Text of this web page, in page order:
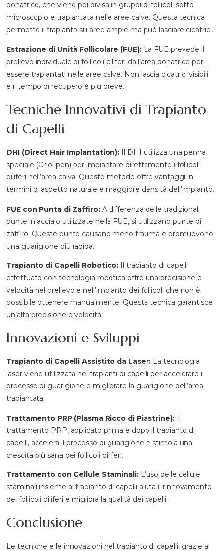
donatrice, che viene poi divisa in gruppi di follicoli sotto
microscopio e trapiantata nelle aree calve. Questa tecnica
permette il trapianto su aree ampie ma può lasciare cicatrici.
Estrazione di Unità Follicolare (FUE): La FUE prevede il
prelievo individuale di follicoli piliferi dall’area donatrice per
essere trapiantati nelle aree calve. Non lascia cicatrici visibili
e il tempo di recupero è più breve.
Tecniche Innovativi di Trapianto
di Capelli
DHI (Direct Hair Implantation): Il DHI utilizza una penna
speciale (Choi pen) per impiantare direttamente i follicoli
piliferi nell’area calva. Questo metodo offre vantaggi in
termini di aspetto naturale e maggiore densità dell’impianto.
FUE con Punta di Zaffiro:A differenza delle tradizionali
punte in acciaio utilizzate nella FUE, si utilizzano punte di
zaffiro. Queste punte causano meno trauma e promuovono
una guarigione più rapida.
Trapianto di Capelli Robotico: Il trapianto di capelli
effettuato con tecnologia robotica offre una precisione e
velocità nel prelievo e nell’impianto dei follicoli che non è
possibile ottenere manualmente. Questa tecnica garantisce
un’alta precisione e velocità.
Innovazioni e Sviluppi
Trapianto di Capelli Assistito da Laser: La tecnologia
laser viene utilizzata nei trapianti di capelli per accelerare il
processo di guarigione e migliorare la guarigione dell’area
trapiantata.
Trattamento PRP (Plasma Ricco di Piastrine): Il
trattamento PRP, applicato prima e dopo il trapianto di
capelli, accelera il processo di guarigione e stimola una
crescita più sana dei follicoli piliferi.
Trattamento con Cellule Staminali: L’uso delle cellule
staminali insieme al trapianto di capelli aiuta il rinnovamento
dei follicoli piliferi e migliora la qualità dei capelli.
Conclusione
Le tecniche e le innovazioni nel trapianto di capelli, grazie ai